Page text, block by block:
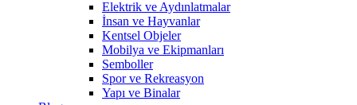
Elektrik ve Aydınlatmalar
İnsan ve Hayvanlar
Kentsel Objeler
Mobilya ve Ekipmanları
Semboller
Spor ve Rekreasyon
Yapı ve Binalar